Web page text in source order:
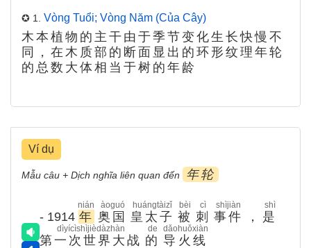
✪ 1. Vòng Tuổi; Vòng Năm (của Cây)
木本植物的主干由于季节变化生长快慢不
同，在木质部的断面显出的环形纹理年轮
的总数大体相当于树的年龄
Ví dụ
Mẫu câu + Dịch nghĩa liên quan đến 年轮
- 1914 年
nián
奥国
àoguó
皇太子
huángtàizǐ
被
bèi
刺
cì
事件
shìjiàn
， 是
shì
第一次世界大战
dìyícìshìjièdàzhàn
的
de
导火线
dǎohuǒxiàn